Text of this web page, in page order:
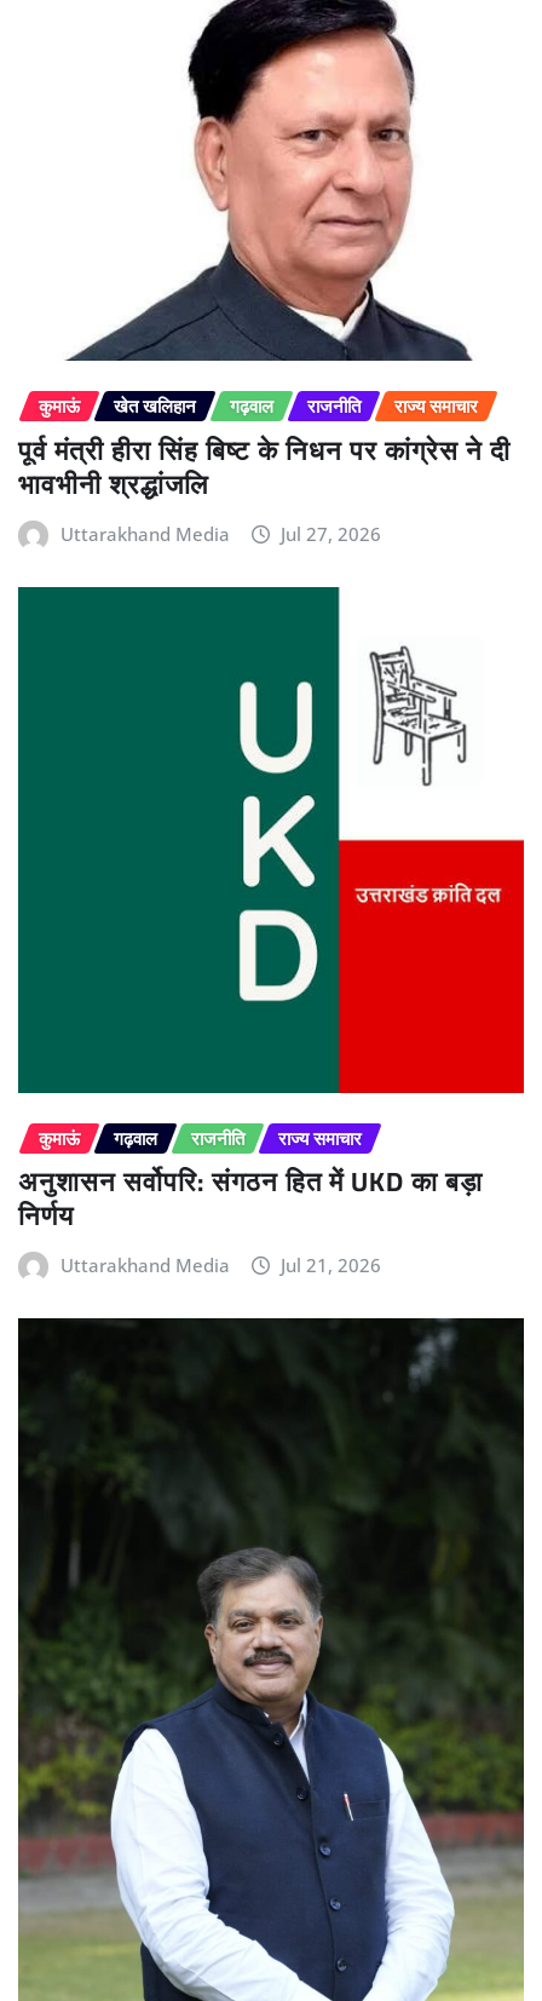
कुमाऊं खेत खलिहान गढ़वाल राजनीति राज्य समाचार
पूर्व मंत्री हीरा सिंह बिष्ट के निधन पर कांग्रेस ने दी
भावभीनी श्रद्धांजलि
Uttarakhand Media Jul 27, 2026
कुमाऊं गढ़वाल राजनीति राज्य समाचार
अनुशासन सर्वोपरि: संगठन हित में UKD का बड़ा
निर्णय
Uttarakhand Media Jul 21, 2026